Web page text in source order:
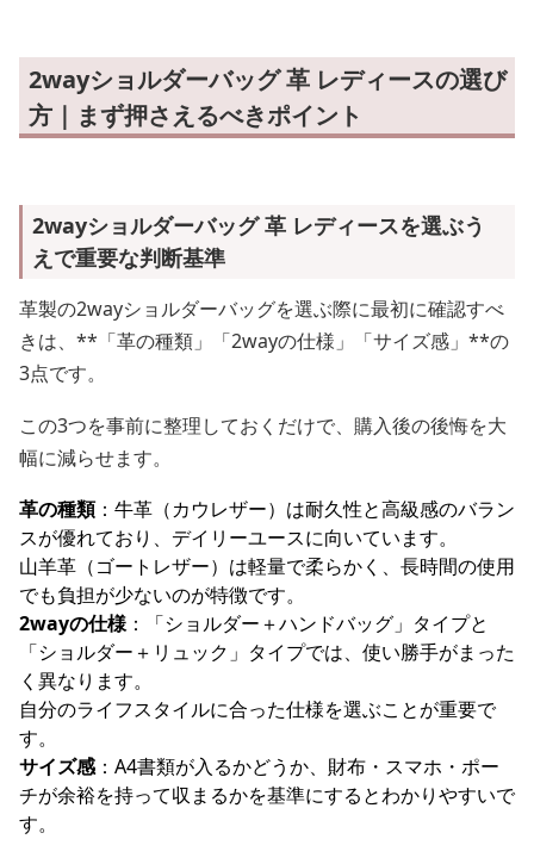
2wayショルダーバッグ 革 レディースの選び
方｜まず押さえるべきポイント
2wayショルダーバッグ 革 レディースを選ぶう
えで重要な判断基準
革製の2wayショルダーバッグを選ぶ際に最初に確認すべ
きは、**「革の種類」「2wayの仕様」「サイズ感」**の
3点です。
この3つを事前に整理しておくだけで、購入後の後悔を大
幅に減らせます。
革の種類：牛革（カウレザー）は耐久性と高級感のバラン
スが優れており、デイリーユースに向いています。
山羊革（ゴートレザー）は軽量で柔らかく、長時間の使用
でも負担が少ないのが特徴です。
2wayの仕様：「ショルダー＋ハンドバッグ」タイプと
「ショルダー＋リュック」タイプでは、使い勝手がまった
く異なります。
自分のライフスタイルに合った仕様を選ぶことが重要で
す。
サイズ感：A4書類が入るかどうか、財布・スマホ・ポー
チが余裕を持って収まるかを基準にするとわかりやすいで
す。